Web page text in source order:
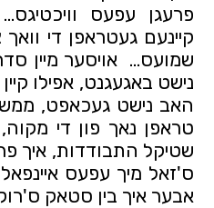
פרעגן עפעס
קיינעם געטראפן די
שמועס… אויסער מיין
נישט באגעגנט, אפילו
האב נישט געכאפט, ממש
טראפן נאך פון די
שטיקל התבודדות, איך
ס'זאל מיך עפעס
אבער איך בין סטאק